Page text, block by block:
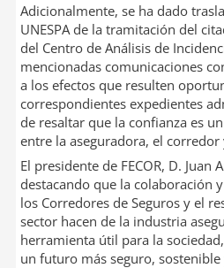
Adicionalmente, se ha dado
UNESPA de la tramitación del
del Centro de Análisis de
mencionadas comunicaciones
a los efectos que resulten
correspondientes expedientes
de resaltar que la confianza es
entre la aseguradora, el corredor
El presidente de FECOR, D. Juan
destacando que la colaboración
los Corredores de Seguros y el
sector hacen de la industria
herramienta útil para la
un futuro más seguro,